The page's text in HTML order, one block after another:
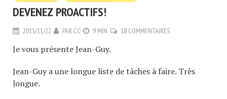
DEVENEZ PROACTIFS!
2015/11/22 PAR CC 9 MIN 18 COMMENTAIRES
Je vous présente Jean-Guy.
Jean-Guy a une longue liste de tâches à faire. Très
longue.